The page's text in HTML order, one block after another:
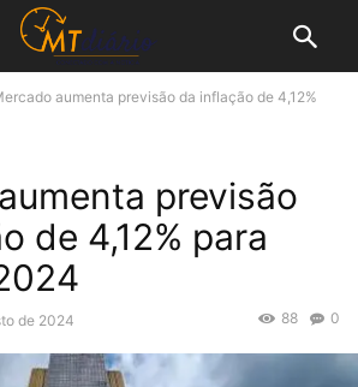
aumenta previsão da inflação de 4,12%
previsão
de 4,12% para
de 2024 0
88